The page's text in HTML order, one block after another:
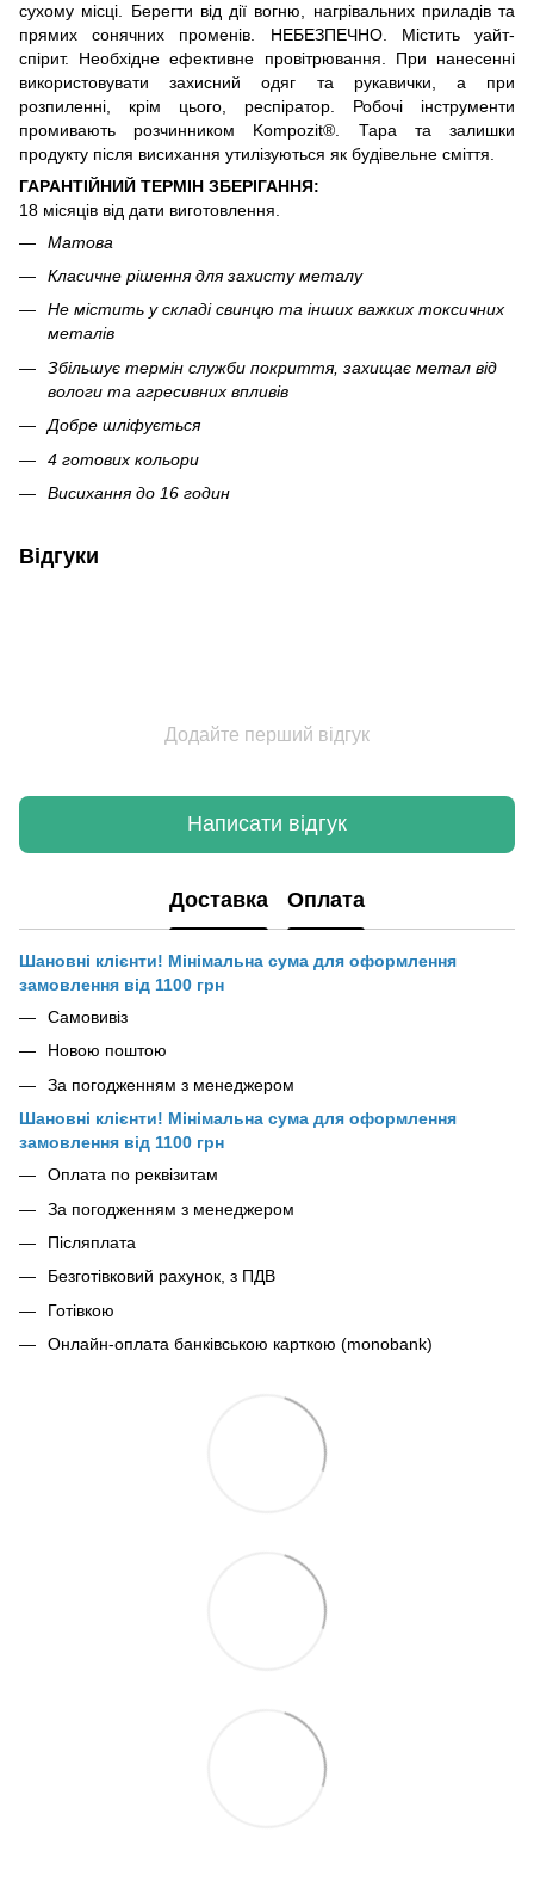
сухому місці. Берегти від дії вогню, нагрівальних приладів та
прямих сонячних променів. НЕБЕЗПЕЧНО. Містить уайт-
спірит. Необхідне ефективне провітрювання. При нанесенні
використовувати захисний одяг та рукавички, а при
розпиленні, крім цього, респіратор. Робочі інструменти
промивають розчинником Kompozit®. Тара та залишки
продукту після висихання утилізуються як будівельне сміття.
ГАРАНТІЙНИЙ ТЕРМІН ЗБЕРІГАННЯ:
18 місяців від дати виготовлення.
Матова
Класичне рішення для захисту металу
Не містить у складі свинцю та інших важких токсичних
металів
Збільшує термін служби покриття, захищає метал від
вологи та агресивних впливів
Добре шліфується
4 готових кольори
Висихання до 16 годин
Відгуки
Додайте перший відгук
Написати відгук
Доставка Оплата
Шановні клієнти! Мінімальна сума для оформлення
замовлення від 1100 грн
Самовивіз
Новою поштою
За погодженням з менеджером
Шановні клієнти! Мінімальна сума для оформлення
замовлення від 1100 грн
Оплата по реквізитам
За погодженням з менеджером
Післяплата
Безготівковий рахунок, з ПДВ
Готівкою
Онлайн-оплата банківською карткою (monobank)